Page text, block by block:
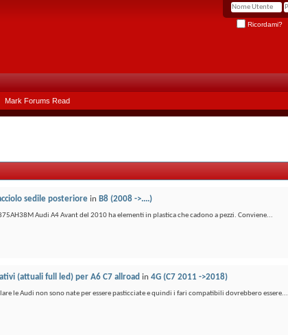
Ricordami?
Mark Forums Read
sedile posteriore in B8 (2008 ->....)
Audi A4 Avant del 2010 ha elementi in plastica che cadono a pezzi. Conviene...
(attuali full led) per A6 C7 allroad in 4G (C7 2011 ->2018)
le Audi non sono nate per essere pasticciate e quindi i fari compatibili dovrebbero essere...